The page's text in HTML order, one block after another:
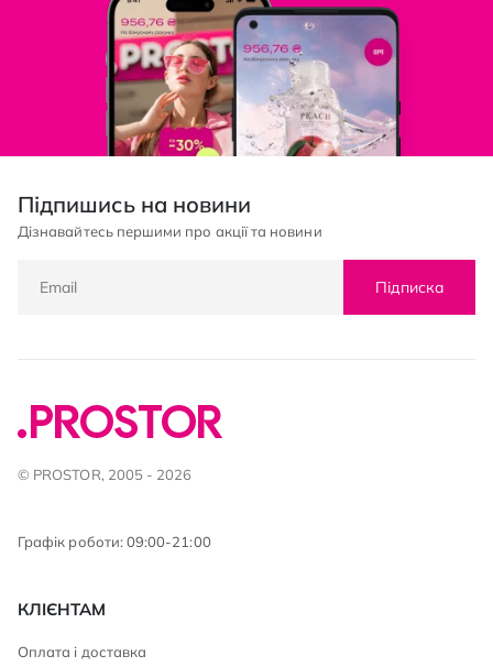
Підпишись на новини
Дізнавайтесь першими про акції та новини
Підписка
© PROSTOR, 2005 - 2026
Графік роботи: 09:00-21:00
КЛІЄНТАМ
Оплата і доставка